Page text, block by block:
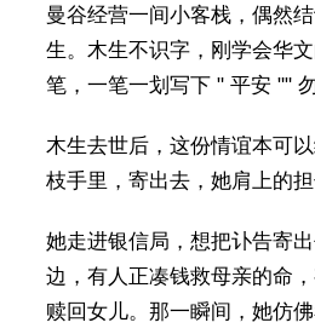
曼谷经营一间小客栈，偶然
生。木生不识字，刚学会华
笔，一笔一划写下 " 平安 ""
木生去世后，这份情谊本可
枝手里，寄出去，她肩上的担
她走进银信局，想把讣告寄
边，有人正凑钱救母亲的命
赎回女儿。那一瞬间，她仿